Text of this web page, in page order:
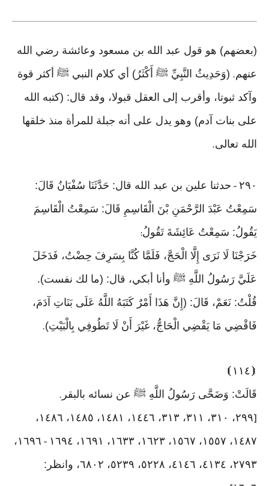
(بعضهم) هو قول عبد الله بن مسعود وعائشة رضي الله
عنهم. (وَحَدِيثُ النَّبِيِّ ﷺ أَكْثَرُ) أي كلام النبي ﷺ أكثر قوة
وآكد ثبوتا، وأقرب إلى العقل قبولا، وقد قال: (كتبه الله
على بنات آدم) وهو يدل على أنه جبلة للمرأة منذ خلقها
الله تعالى.
٢٩٠ - حدثنا علين بن عبد الله قال: حَدَّثَنَا سُفْيَانُ قَالَ:
سَمِعْتُ عَبْدَ الرَّحْمَنِ بْنَ الْقَاسِمِ قَالَ: سَمِعْتُ الْقَاسِمَ
يَقُولُ: سَمِعْتُ عَائِشَةَ تَقُولُ:
خَرَجْنَا لَا نَرَى إِلَّا الْحَجَّ، فَلَمَّا كُنَّا بِسَرِفَ حِضْتُ، فَدَخَلَ
عَلَيَّ رَسُولُ اللَّهِ ﷺ وأنا أبكي، قال: (ما لك نفست).
قُلْتُ: نَعَمْ، قَالَ: (إِنَّ هَذَا أَمْرٌ كَتَبَهُ اللَّهُ عَلَى بَنَاتِ آدَمَ،
فَاقْضِي مَا يَقْضِي الْحَاجُّ، غَيْرَ أَنْ لَا تَطُوفِي بِالْبَيْتِ).
⦗١١٤ ⦘
قَالَتْ: وَضَحَّى رَسُولُ اللَّهِ ﷺ عن نسائه بالبقر .
[
٢٩٩، ٣١٠، ٣١١، ٣١٣، ١٤٤٦، ١٤٨١، ١٤٨٥، ١٤٨٦،
١٤٨٧، ١٥٥٧، ١٥٦٧، ١٦٢٣، ١٦٣٣، ١٦٩١، ١٦٩٤
-
١٦٩٦،
٢٧٩٣، ٤١٣٤، ٤١٤٦، ٥٢٢٨، ٥٢٣٩، ٦٨٠٢، وانظر: